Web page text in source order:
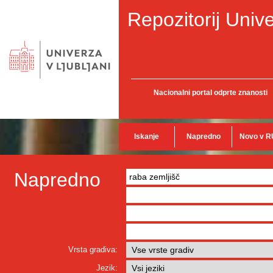
Repozitorij
Nacionalni portal odprte znanosti
Iskanje Napredno Novo v
Napredno
Vrsta gradiva:
Jezik: